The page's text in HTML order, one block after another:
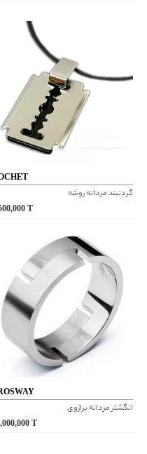
ROCHET
گردنبند مردانه روشه
3,500,000
BROSWAY
انگشتر مردانه برازوی
14,000,000